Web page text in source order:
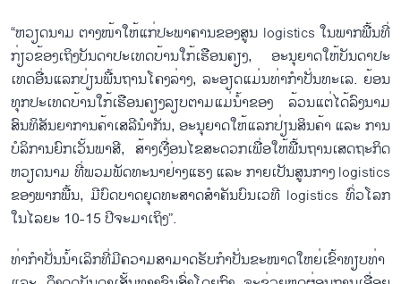
“ຫວຽດ​ນາມ ຕາງ​ໜ້າ​ໃຫ້​ແກ່​ປະພາຄານຂອງ​ສູນ logistics ໃນ​ພາກ​ພື້ນ​ທີ່
ກ່ຽວ​ຂ້ອງ​ເຖິງ​ບັນ​ດາ​ປະ​ເທດ​ບ້ານ​ໃກ້​ເຮືອນ​ຄຽງ, ອະ​ນຸ​ຍາດ​ໃຫ້​ບັນ​ດາ​ປະ​
ເທດ​ອື່ນ​ແລກ​ປ່ຽນ​ພື້ນ​ຖານ​ໂຄງ​ລ່າງ, ລະ​ອຽດ​ແມ່ນ​ທ່າ​ກຳ​ປັ່ນ​ທະ​ເລ. ຍ້ອນ
ທຸກ​ປະ​ເທດ​ບ້ານ​ໃກ້​ເຮືອນ​ຄຽງ​ລຽບ​ຕາມ​ແມ່​ນ້ຳ​ຂອງ ລ້ວນ​ແຕ່​ໄດ້​ລົງ​ນາມ​
ສົນ​ທິ​ສັນ​ຍາ​ການ​ຄ້າ​ເສ​ລີ​ນຳ​ກັນ, ອະ​ນຸ​ຍາດໃຫ້​ແລກ​ປ່ຽນ​ສິນ​ຄ້າ ແລະ ການ​
ບໍ​ລິ​ການ​ຍົກ​ເວັ້ນ​ພາ​ສີ, ສ້າງ​ເງື່ອນ​ໄຂ​ສະ​ດວກ​ເພື່ອ​ໃຫ້​ພື້ນ​ຖານ​ເສດ​ຖະ​ກິດ​
ຫວຽດ​ນາມ ທີ່ພວມ​ພັດ​ທະ​ນາ​ຢ່າງ​ແຮງ ແລະ ກາຍ​ເປັນ​ສູນກາງ logistics
ຂອງ​ພາກ​ພື້ນ, ມີ​ບົດ​ບາດ​ຍຸດ​ທະ​ສາດ​ສຳ​ຄັນ​ບົນ​ເວ​ທີ logistics ທົ່ວ​ໂລກ​
ໃນ​ໄລ​ຍະ 10-15 ປີຈະ​ມາ​ເຖິງ”.
ທ່າ​ກຳ​ປັ່ນ​ນ້ຳ​ເລິກທີ່​ມີ​ຄວາມ​ສາ​ມາດ​ຮັບກຳ​ປັ່ນ​ຂະ​ໜາດ​ໃຫຍ່​ເຂົ້າ​ທຽບ​ທ່າ